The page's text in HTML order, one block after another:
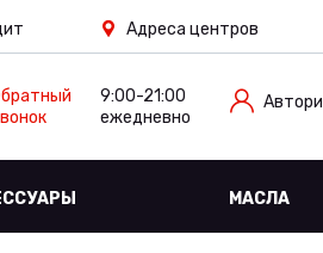
Адреса центров
9:00-21:00
ежедневно
МАСЛА